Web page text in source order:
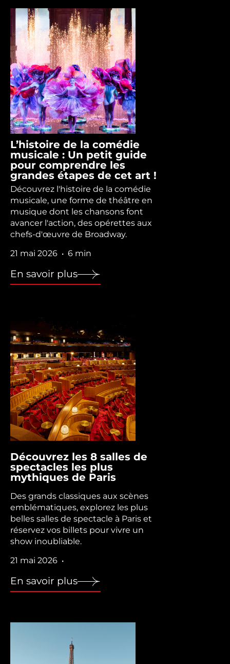
L’histoire de la comédie
musicale : Un petit guide
pour comprendre les
grandes étapes de cet art !
Découvrez l'histoire de la comédie
musicale, une forme de théâtre en
musique dont les chansons font
avancer l'action, des opérettes aux
chefs-d'œuvre de Broadway.
21 mai 2026 • 6 min
En savoir plus
Découvrez les 8 salles de
spectacles les plus
mythiques de Paris
Des grands classiques aux scènes
emblématiques, explorez les plus
belles salles de spectacle à Paris et
réservez vos billets pour vivre un
show inoubliable.
21 mai 2026 •
En savoir plus